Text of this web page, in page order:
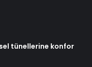
tünellerine konfor